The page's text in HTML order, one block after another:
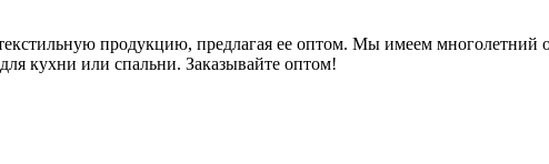
продукцию, предлагая ее оптом. Мы имеем многолетний
кухни или спальни. Заказывайте оптом!